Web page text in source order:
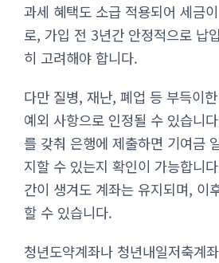
과세 혜택도 소급 적용되어 세금
로, 가입 전 3년간 안정적으로 납
히 고려해야 합니다.
다만 질병, 재난, 폐업 등 부득이
예외 사항으로 인정될 수 있습니
를 갖춰 은행에 제출하면 기여금
지할 수 있는지 확인이 가능합니
간이 생겨도 계좌는 유지되며, 이
할 수 있습니다.
청년도약계좌나 청년내일저축계